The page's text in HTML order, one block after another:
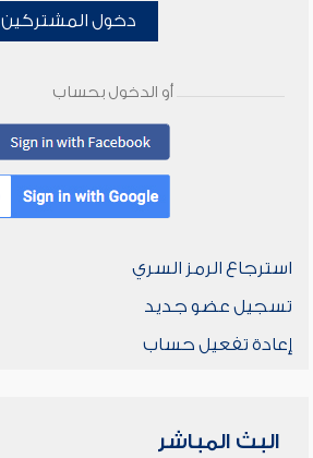
دخول المشتركين
أو الدخول بحساب
استرجاع الرمز السري
تسجيل عضو جديد
إعادة تفعيل حساب
البث المباشر